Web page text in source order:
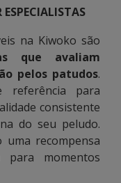
na Kiwoko são
que avaliam
pelos patudos.
referência para
consistente
do seu peludo.
uma recompensa
para momentos